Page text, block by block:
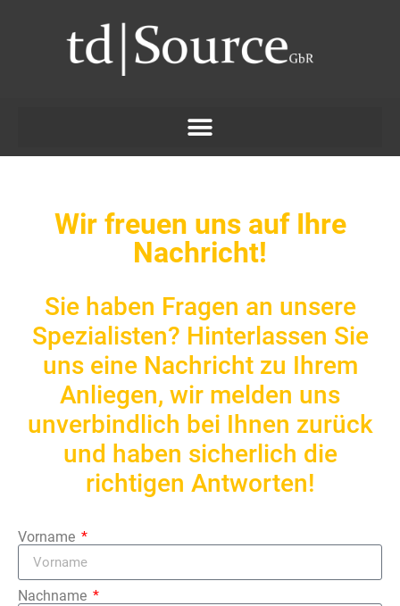
Wir freuen uns auf Ihre
Nachricht!
Sie haben Fragen an unsere
Spezialisten? Hinterlassen Sie
uns eine Nachricht zu Ihrem
Anliegen, wir melden uns
unverbindlich bei Ihnen zurück
und haben sicherlich die
richtigen Antworten!
Vorname
Nachname